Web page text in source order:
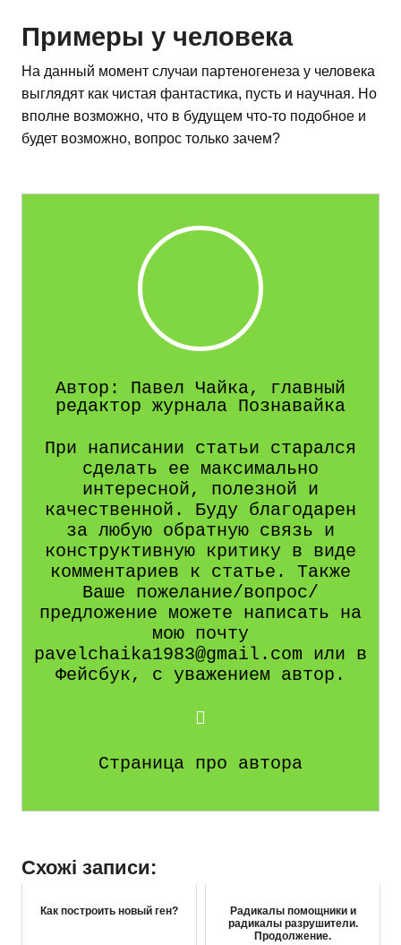
Примеры у человека
На данный момент случаи партеногенеза у человека
выглядят как чистая фантастика, пусть и научная. Но
вполне возможно, что в будущем что-то подобное и
будет возможно, вопрос только зачем?
Автор: Павел Чайка, главный
редактор журнала Познавайка
При написании статьи старался
сделать ее максимально
интересной, полезной и
качественной. Буду благодарен
за любую обратную связь и
конструктивную критику в виде
комментариев к статье. Также
Ваше пожелание/вопрос/
предложение можете написать на
мою почту
pavelchaika1983@gmail.com или в
Фейсбук, с уважением автор.
Страница про автора
Схожі записи:
Как построить новый ген?
Радикалы помощники и
радикалы разрушители.
Продолжение.